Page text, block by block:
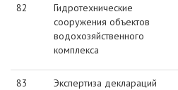
82
Гидротехнические
сооружения объектов
водохозяйственного
комплекса
83
Экспертиза деклараций